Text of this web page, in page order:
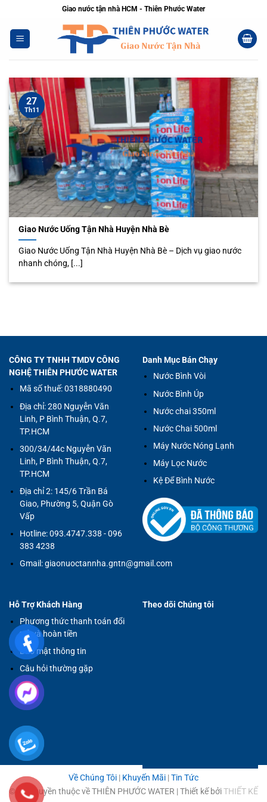
dung
Giao nước tận nhà HCM - Thiên Phước Water
Giao Nước Uống Tận Nhà Huyện Nhà Bè
Giao Nước Uống Tận Nhà Huyện Nhà Bè – Dịch vụ giao nước
nhanh chóng, [...]
27
Th11
CÔNG TY TNHH TMDV CÔNG
NGHỆ THIÊN PHƯỚC WATER
Mã số thuế: 0318880490
Địa chỉ:280 Nguyễn Văn
Linh, P Bình Thuận, Q.7,
TP.HCM
300/34/44c Nguyễn Văn
Linh, P Bình Thuận, Q.7,
TP.HCM
Địa chỉ 2: 145/6 Trần Bá
Giao, Phường 5, Quận Gò
Vấp
Hotline:093.4747.338 - 096
383 4238
Gmail:giaonuoctannha.gntn@gmail.com
Danh Mục Bán Chạy
Nước Bình Vòi
Nước Bình Úp
Nước chai 350ml
Nước Chai 500ml
Máy Nước Nóng Lạnh
Máy Lọc Nước
Kệ Để Bình Nước
Hỗ Trợ Khách Hàng
Phương thức thanh toán đổi
trả và hoàn tiền
Bảo mật thông tin
Câu hỏi thường gặp
Theo dõi Chúng tôi
Về Chúng Tôi | Khuyến Mãi |Tin Tức
© Bản quyền thuộc về THIÊN PHƯỚC WATER | Thiết kế bởiTHIẾT KẾ